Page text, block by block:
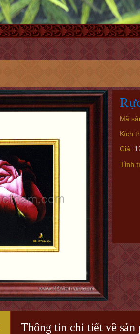
Mã
Kích
Giá:
Tình
Thông tin chi tiết về sản